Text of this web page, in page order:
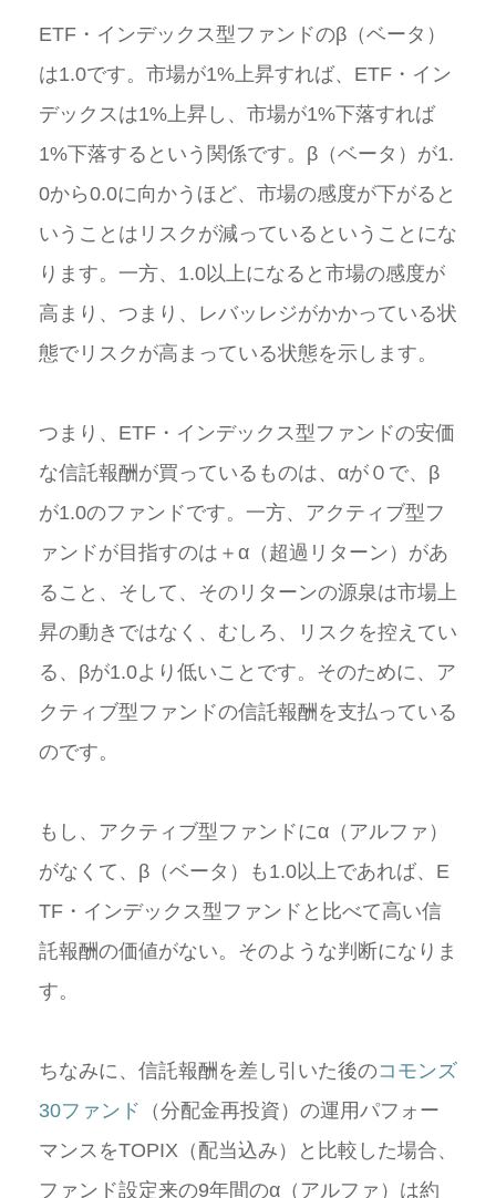
ETF・インデックス型ファンドのβ（ベータ）
は1.0です。市場が1%上昇すれば、ETF・イン
デックスは1%上昇し、市場が1%下落すれば
1%下落するという関係です。β（ベータ）が1.
0から0.0に向かうほど、市場の感度が下がると
いうことはリスクが減っているということにな
ります。一方、1.0以上になると市場の感度が
高まり、つまり、レバッレジがかかっている状
態でリスクが高まっている状態を示します。
つまり、ETF・インデックス型ファンドの安価
な信託報酬が買っているものは、αが０で、β
が1.0のファンドです。一方、アクティブ型フ
ァンドが目指すのは＋α（超過リターン）があ
ること、そして、そのリターンの源泉は市場上
昇の動きではなく、むしろ、リスクを控えてい
る、βが1.0より低いことです。そのために、ア
クティブ型ファンドの信託報酬を支払っている
のです。
もし、アクティブ型ファンドにα（アルファ）
がなくて、β（ベータ）も1.0以上であれば、E
TF・インデックス型ファンドと比べて高い信
託報酬の価値がない。そのような判断になりま
す。
ちなみに、信託報酬を差し引いた後のコモンズ
30ファンド （分配金再投資）の運用パフォー
マンスをTOPIX（配当込み）と比較した場合、
ファンド設定来の9年間のα（アルファ）は約